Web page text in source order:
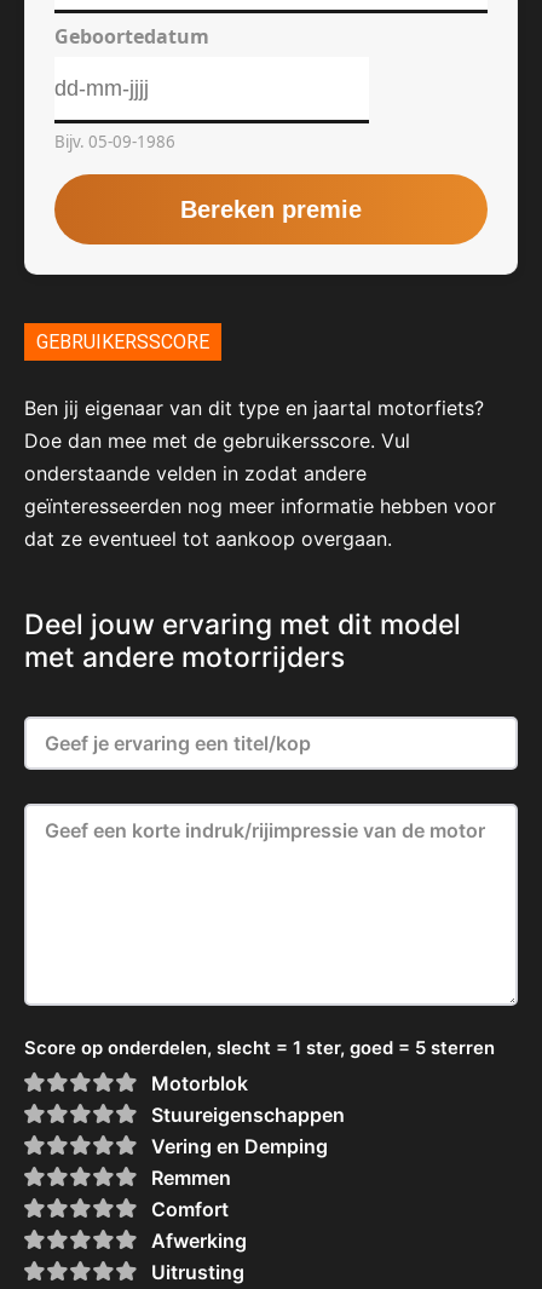
GEBRUIKERSSCORE
Ben jij eigenaar van dit type en jaartal motorfiets?
Doe dan mee met de gebruikersscore. Vul
onderstaande velden in zodat andere
geïnteresseerden nog meer informatie hebben voor
dat ze eventueel tot aankoop overgaan.
Deel jouw ervaring met dit model
met andere motorrijders
Score op onderdelen, slecht = 1 ster, goed = 5 sterren
Motorblok
Stuureigenschappen
Vering en Demping
Remmen
Comfort
Afwerking
Uitrusting